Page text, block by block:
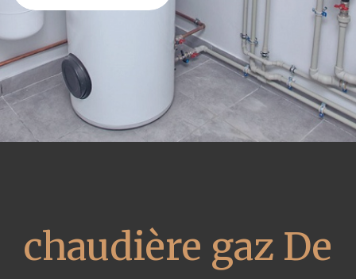
chaudière gaz De